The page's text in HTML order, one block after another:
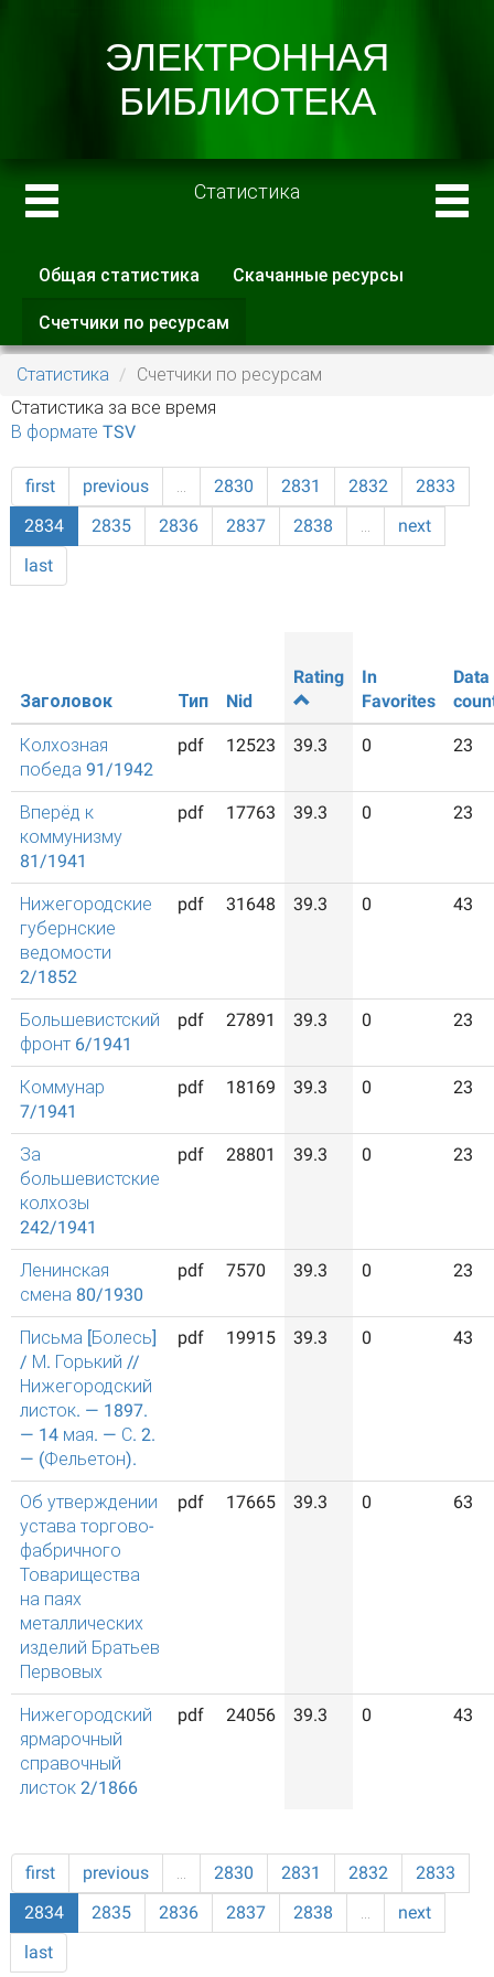
Статистика
Главные вкладки
Общая статистика Скачанные ресурсы
Счетчики по ресурсам
вкладка)
Статистика
Счетчики по ресурсам
Статистика за все время
В формате TSV
first previous … 2830 2831 2832
2833
2834
2835 2836 2837 2838 …
next
last
Заголовок Тип Nid
Rating
In
Favorites
Data
Колхозная
победа 91/1942
pdf 12523 39.3 0 23
Вперёд к
коммунизму
81/1941
pdf 17763 39.3 0 23
Нижегородские
губернские
ведомости
2/1852
pdf 31648 39.3 0 43
Большевистский
фронт 6/1941
pdf 27891 39.3 0 23
Коммунар
7/1941
pdf 18169 39.3 0 23
За
большевистские
колхозы
242/1941
pdf 28801 39.3 0 23
Ленинская
смена 80/1930
pdf 7570 39.3 0 23
Письма [Болесь]
/ М. Горький //
Нижегородский
листок. — 1897.
— 14 мая. — С. 2.
— (Фельетон).
pdf 19915 39.3 0 43
Об утверждении
устава торгово-
фабричного
Товарищества
на паях
металлических
изделий Братьев
Первовых
pdf 17665 39.3 0 63
Нижегородский
ярмарочный
справочный
листок 2/1866
pdf 24056 39.3 0 43
first previous … 2830 2831 2832
2833
2834
2835 2836 2837 2838 …
next
last